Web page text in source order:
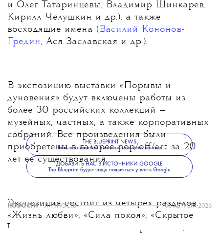
и Олег Татаринцевы, Владимир Шинкарев,
Кирилл Челушкин и др.), а также
восходящие имена ( Василий Кононов-
Гредин, Ася Заславская и др.).
В экспозицию выставки «Порывы и
дуновения» будут включены работы из
более 30 российских коллекций —
музейных, частных, а также корпоративных
собраний. Все произведения были
приобретены в галерее pop/off/art за 20
лет ее существования.
Экспозиция состоит из четырех разделов:
«Жизнь любви», «Сила покоя», «Скрытое
беспокойство» и «Битва со временем»,
THE BLUEPRINT NEWS
Больше новостей в нашем телеграм-канале
ДОБАВИТЬ НАС В ИСТОЧНИКИ GOOGLE
The Blueprint будет чаще появляться у вас в Google
НОВОСТИ•ЛИЧНОСТЬ 06 АВГУСТА 2026
T